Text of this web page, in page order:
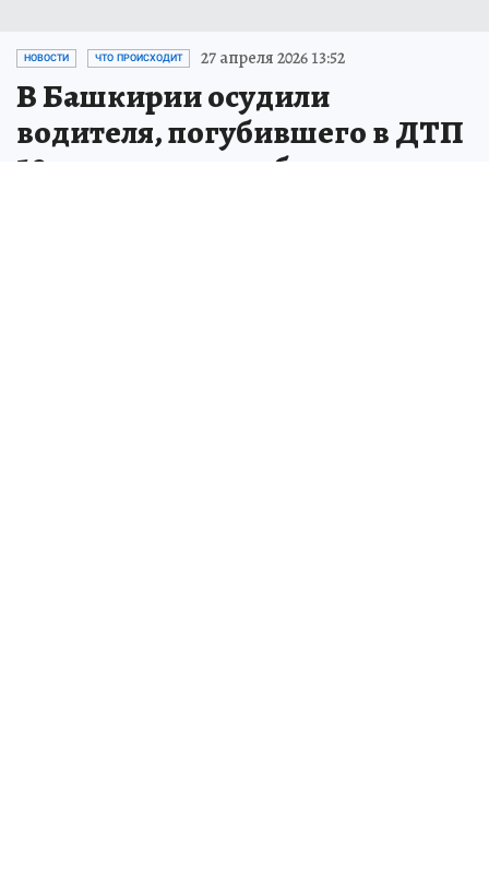
НОВОСТИ ЧТО ПРОИСХОДИТ 27 апреля 2026 13:52
В Башкирии осудили
водителя, погубившего в ДТП
19-летних сестер-близняшек